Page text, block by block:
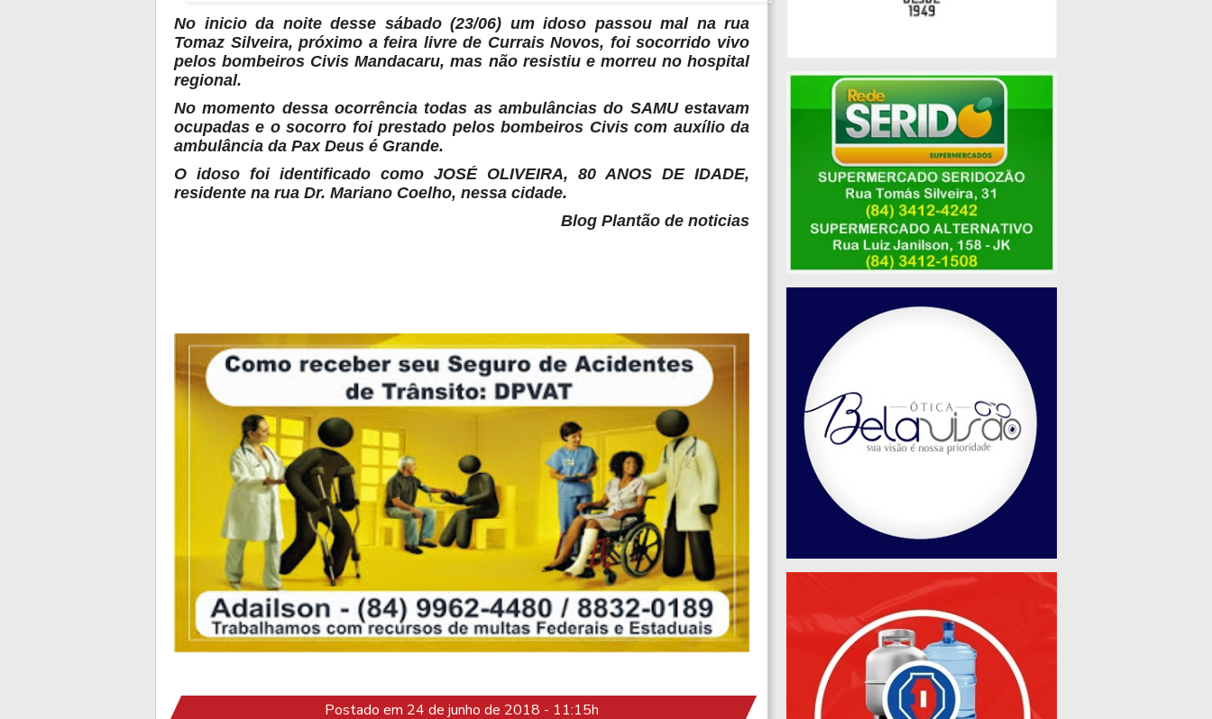
No inicio da noite desse sábado (23/06) um idoso passou mal na rua
Tomaz Silveira, próximo a feira livre de Currais Novos, foi socorrido vivo
pelos bombeiros Civis Mandacaru, mas não resistiu e morreu no hospital
regional.
No momento dessa ocorrência todas as ambulâncias do SAMU estavam
ocupadas e o socorro foi prestado pelos bombeiros Civis com auxílio da
ambulância da Pax Deus é Grande.
O idoso foi identificado como JOSÉ OLIVEIRA, 80 ANOS DE IDADE,
residente na rua Dr. Mariano Coelho, nessa cidade.
Blog Plantão de noticias
Postado em 24 de junho de 2018 - 11:15h